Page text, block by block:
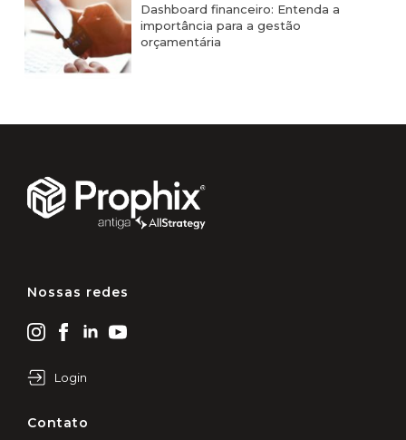
Dashboard financeiro: Entenda a
importância para a gestão
orçamentária
Nossas redes
Login
Contato